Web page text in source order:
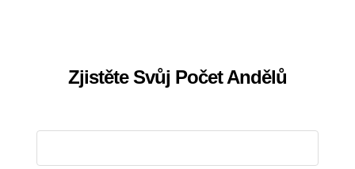
Zjistěte Svůj Počet Andělů